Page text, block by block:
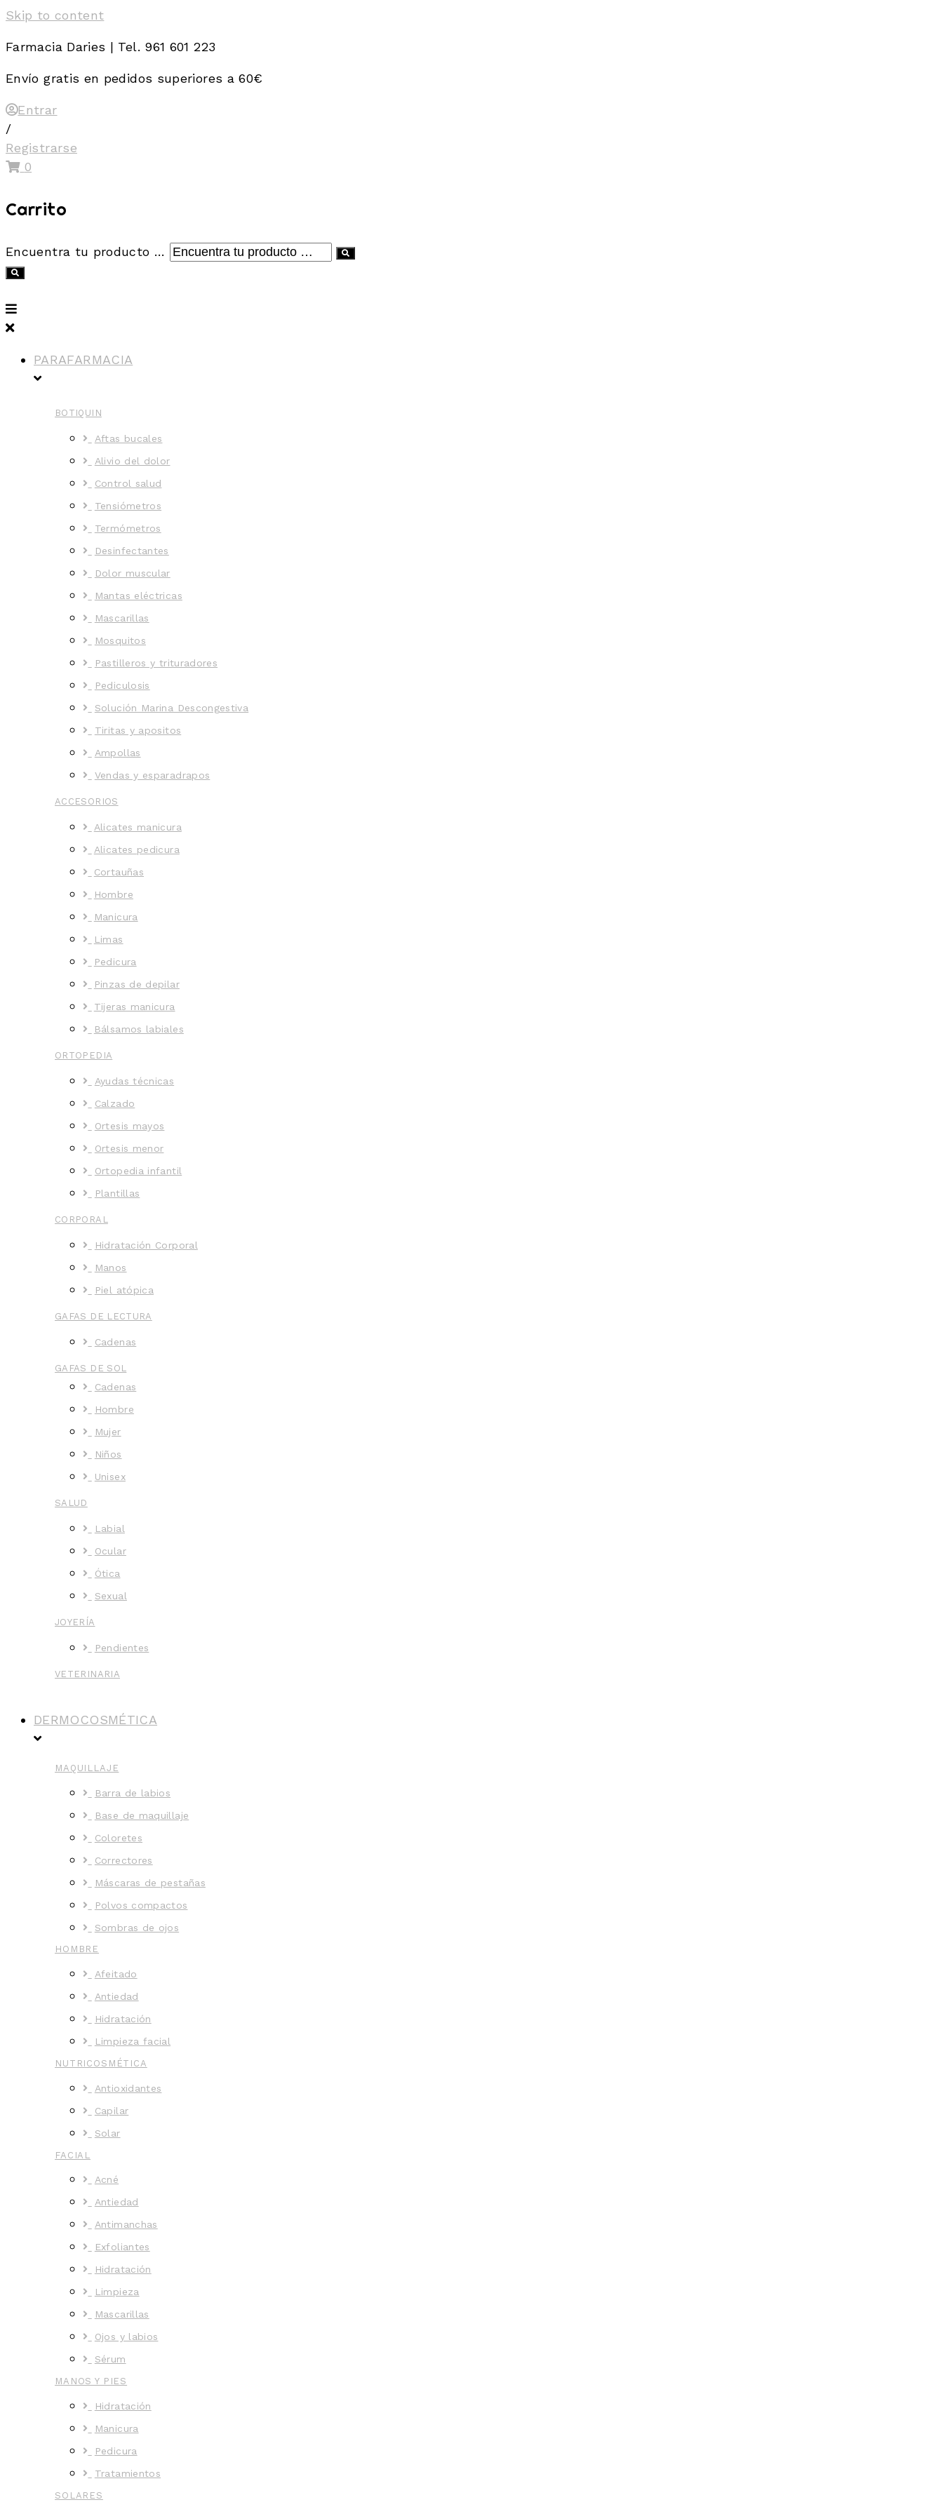
Skip to content
Farmacia Daries | Tel. 961 601 223
Envío gratis en pedidos superiores a 60€
Entrar
/
Registrarse
0
Carrito
Encuentra tu producto …
PARAFARMACIA
BOTIQUIN
Aftas bucales
Alivio del dolor
Control salud
Tensiómetros
Termómetros
Desinfectantes
Dolor muscular
Mantas eléctricas
Mascarillas
Mosquitos
Pastilleros y trituradores
Pediculosis
Solución Marina Descongestiva
Tiritas y apositos
Ampollas
Vendas y esparadrapos
ACCESORIOS
Alicates manicura
Alicates pedicura
Cortauñas
Hombre
Manicura
Limas
Pedicura
Pinzas de depilar
Tijeras manicura
Bálsamos labiales
ORTOPEDIA
Ayudas técnicas
Calzado
Ortesis mayos
Ortesis menor
Ortopedia infantil
Plantillas
CORPORAL
Hidratación Corporal
Manos
Piel atópica
GAFAS DE LECTURA
Cadenas
GAFAS DE SOL
Cadenas
Hombre
Mujer
Niños
Unisex
SALUD
Labial
Ocular
Ótica
Sexual
JOYERÍA
Pendientes
VETERINARIA
DERMOCOSMÉTICA
MAQUILLAJE
Barra de labios
Base de maquillaje
Coloretes
Correctores
Máscaras de pestañas
Polvos compactos
Sombras de ojos
HOMBRE
Afeitado
Antiedad
Hidratación
Limpieza facial
NUTRICOSMÉTICA
Antioxidantes
Capilar
Solar
FACIAL
Acné
Antiedad
Antimanchas
Exfoliantes
Hidratación
Limpieza
Mascarillas
Ojos y labios
Sérum
MANOS Y PIES
Hidratación
Manicura
Pedicura
Tratamientos
SOLARES